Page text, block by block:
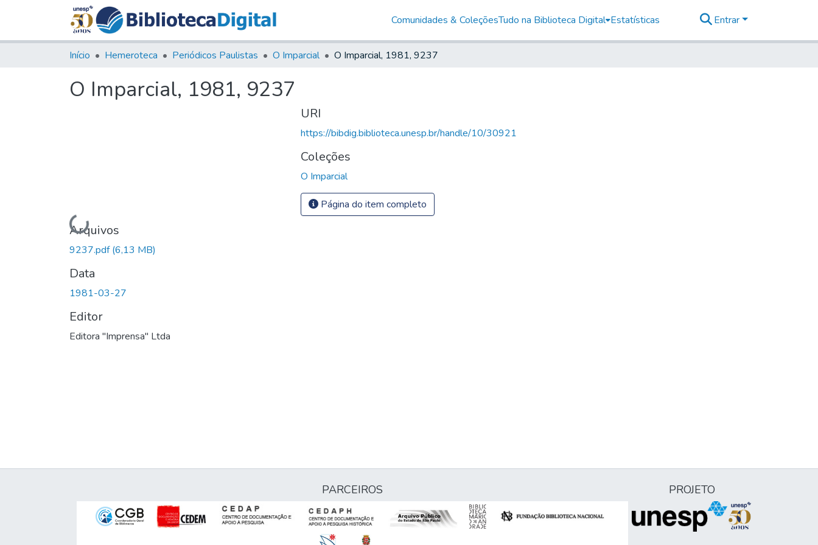
Comunidades & ColeçõesTudo na Biblioteca Digital Estatísticas Entrar
Início Hemeroteca Periódicos Paulistas O Imparcial O Imparcial, 1981, 9237
O Imparcial, 1981, 9237
Carregando...
Arquivos
9237.pdf(6,13 MB)
Data
1981-03-27
Editor
Editora "Imprensa" Ltda
URI
https://bibdig.biblioteca.unesp.br/handle/10/30921
Coleções
O Imparcial
Página do item completo
PARCEIROS PROJETO